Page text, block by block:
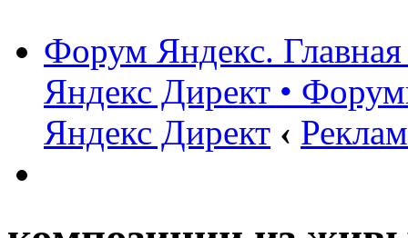
Форум Яндекс.
Яндекс Директ •
Яндекс Директ ‹